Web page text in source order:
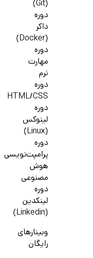
(Git)
دوره
داکر
(Docker)
دوره
مهارت
نرم
دوره
HTML/CSS
دوره
لینوکس
(Linux)
دوره
پرامپت‌نویسی
هوش
مصنوعی
دوره
لینکدین
(Linkedin)
وبینارهای
رایگان